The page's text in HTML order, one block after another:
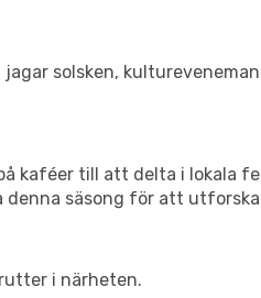
solsken,
kaféer till att delta i lokala
säsong för att
i närheten.